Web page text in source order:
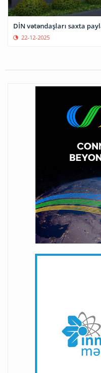
DİN vətəndaşları saxta
22-12-2025